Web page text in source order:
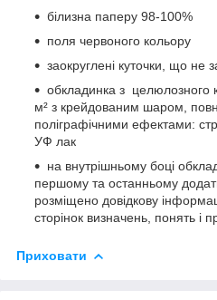
білизна паперу 98-100%
поля червоного кольору
заокруглені куточки, що не
обкладинка з целюлозного
м² з крейдованим шаром,
поліграфічними ефектами:
УФ лак
на внутрішньому боці
першому та останньому
розміщено довідкову
сторінок визначень, понять і
Приховати